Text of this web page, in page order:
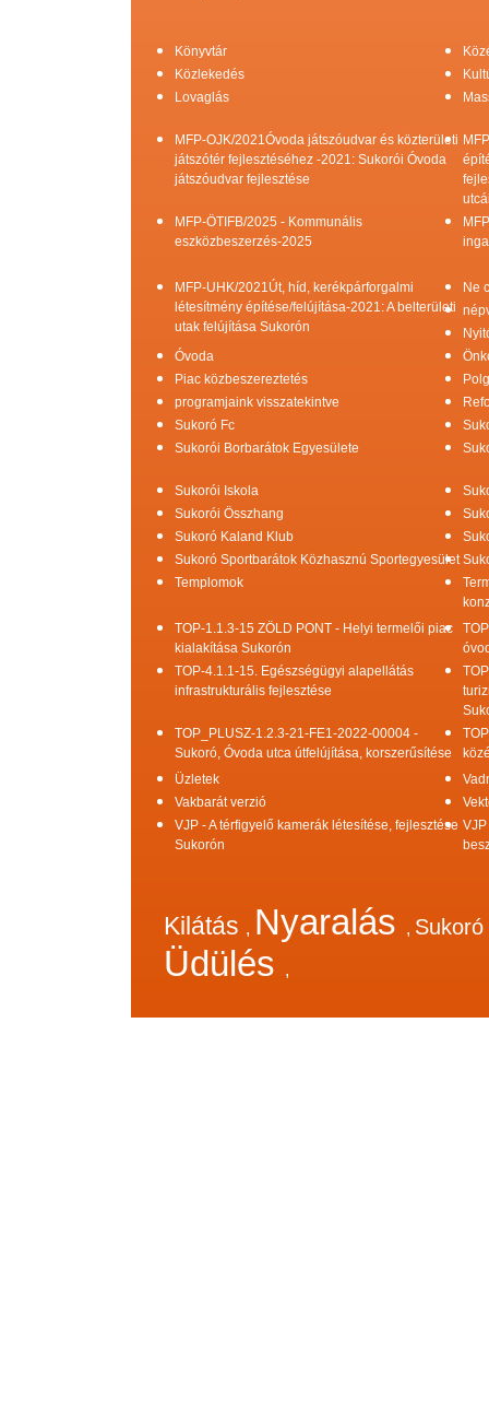
Könyvtár
Közlekedés
Lovaglás
MFP-OJK/2021Óvoda játszóudvar és közterületi
játszótér fejlesztéséhez -2021: Sukorói Óvoda
játszóudvar fejlesztése
MFP-ÖTIFB/2025 - Kommunális
eszközbeszerzés-2025
MFP-UHK/2021Út, híd, kerékpárforgalmi
létesítmény építése/felújítása-2021: A belterületi
utak felújítása Sukorón
Ne
Óvoda
Piac közbeszereztetés
programjaink visszatekintve
Sukoró Fc
Sukorói Borbarátok Egyesülete
Sukorói Iskola
Sukorói Összhang
Sukoró Kaland Klub
Sukoró Sportbarátok Közhasznú Sportegyesület
Templomok
TOP-1.1.3-15 ZÖLD PONT - Helyi termelői piac
kialakítása Sukorón
TOP-4.1.1-15. Egészségügyi alapellátás
infrastrukturális fejlesztése
TOP_PLUSZ-1.2.3-21-FE1-2022-00004 -
Sukoró, Óvoda utca útfelújítása, korszerűsítése
Üzletek
Vakbarát verzió
VJP - A térfigyelő kamerák létesítése, fejlesztése
Sukorón
Kilátás , Nyaralás , Sukoró
Üdülés ,